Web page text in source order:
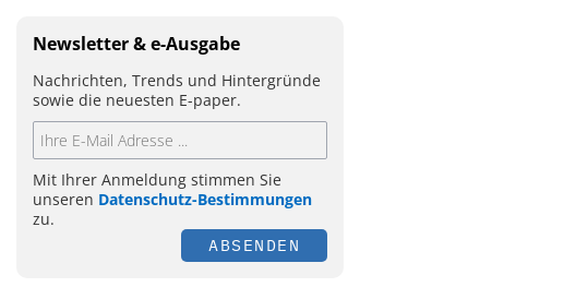
Newsletter & e-Ausgabe
Nachrichten, Trends und Hintergründe
sowie die neuesten E-paper.
Mit Ihrer Anmeldung stimmen Sie
unseren Datenschutz-Bestimmungen
zu.
ABSENDEN